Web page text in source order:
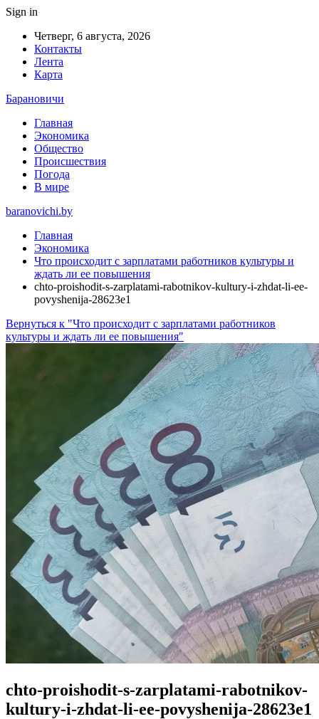
Sign in
Четверг, 6 августа, 2026
Контакты
Лента
Карта
Барановичи
Главная
Экономика
Общество
Происшествия
Погода
В мире
baranovichi.by
Главная
Экономика
Что происходит с зарплатами работников культуры и
ждать ли ее повышения
chto-proishodit-s-zarplatami-rabotnikov-kultury-i-zhdat-li-ee-
povyshenija-28623e1
Вернуться к "Что происходит с зарплатами работников
культуры и ждать ли ее повышения"
chto-proishodit-s-zarplatami-rabotnikov-
kultury-i-zhdat-li-ee-povyshenija-28623e1